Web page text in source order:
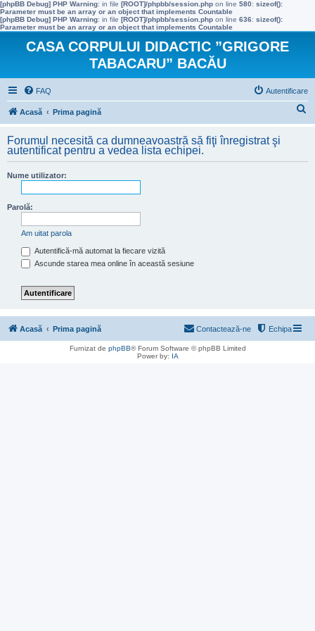
[phpBB Debug] PHP Warning: in file [ROOT]/phpbb/session.php on line 580: sizeof():
Parameter must be an array or an object that implements Countable
[phpBB Debug] PHP Warning: in file [ROOT]/phpbb/session.php on line 636: sizeof():
Parameter must be an array or an object that implements Countable
CASA CORPULUI DIDACTIC ”GRIGORE
TABACARU” BACĂU
FAQ Autentificare
Acasă Prima pagină
t
Forumul necesită ca dumneavoastră să fiţi înregistrat şi
autentificat pentru a vedea lista echipei.
Nume utilizator:
Parolă:
Am uitat parola
Autentifică-mă automat la fiecare vizită
Ascunde starea mea online în această sesiune
Acasă Prima pagină Echipa
Contactează-ne
Furnizat de phpBB® Forum Software © phpBB Limited
Power by: IA